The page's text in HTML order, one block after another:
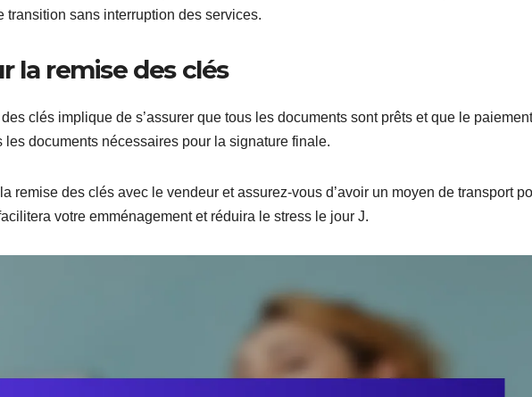
transition sans interruption des services.
la remise des clés
clés implique de s’assurer que tous les documents sont prêts et que le
les documents nécessaires pour la signature finale.
remise des clés avec le vendeur et assurez-vous d’avoir un moyen de transport
votre emménagement et réduira le stress le jour J.